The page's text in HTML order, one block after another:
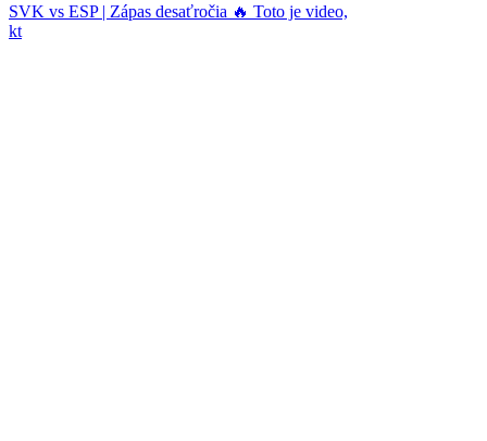
SVK vs ESP | Zápas desaťročia 🔥 Toto je video,
kt